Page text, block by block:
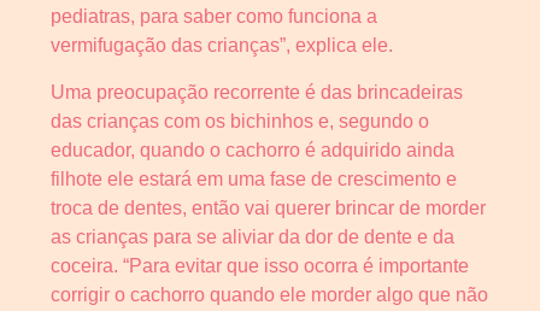
pediatras, para saber como funciona a
vermifugação das crianças”, explica ele.
Uma preocupação recorrente é das brincadeiras
das crianças com os bichinhos e, segundo o
educador, quando o cachorro é adquirido ainda
filhote ele estará em uma fase de crescimento e
troca de dentes, então vai querer brincar de morder
as crianças para se aliviar da dor de dente e da
coceira. “Para evitar que isso ocorra é importante
corrigir o cachorro quando ele morder algo que não